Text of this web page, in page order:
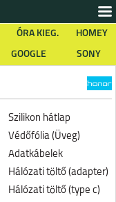
ÓRA KIEG.
HOMEY
GOOGLE SONY
Szilikon hátlap
Védőfólia (Üveg)
Adatkábelek
Hálózati töltő (adapter)
Hálózati töltő (type c)